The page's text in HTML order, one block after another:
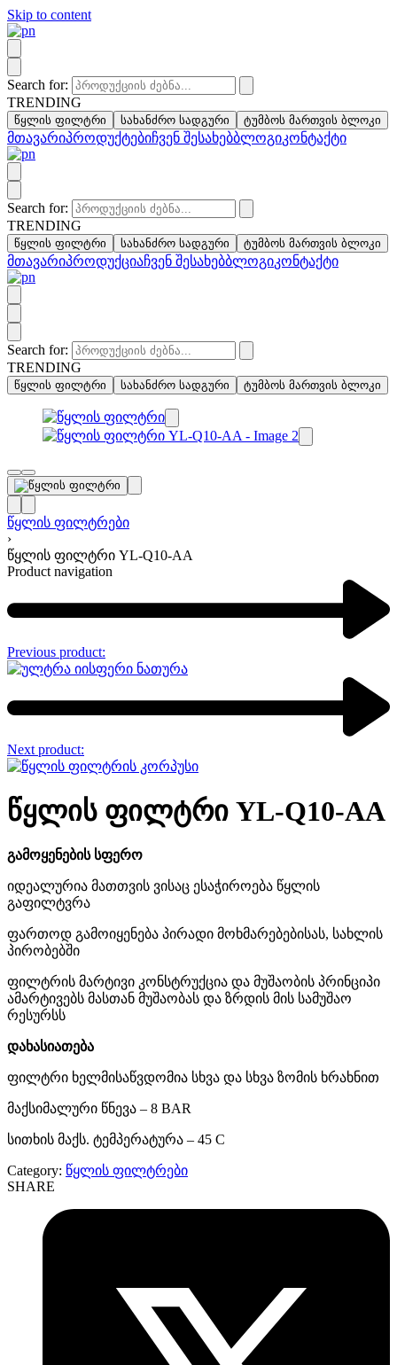
Skip to content
Search for:
TRENDING
წყლის ფილტრი სახანძრო სადგური ტუმბოს მართვის ბლოკი
მთავარიპროდუქტებიჩვენ შესახებბლოგიკონტაქტი
Search for:
TRENDING
წყლის ფილტრი სახანძრო სადგური ტუმბოს მართვის ბლოკი
მთავარიპროდუქციაჩვენ შესახებბლოგიკონტაქტი
Search for:
TRENDING
წყლის ფილტრი სახანძრო სადგური ტუმბოს მართვის ბლოკი
წყლის ფილტრები
›
წყლის ფილტრი YL-Q10-AA
Product navigation
Previous product:
Next product:
წყლის ფილტრი YL-Q10-AA
გამოყენების სფერო
იდეალურია მათთვის ვისაც ესაჭიროება წყლის
გაფილტვრა
ფართოდ გამოიყენება პირადი მოხმარებებისას, სახლის
პირობებში
ფილტრის მარტივი კონსტრუქცია და მუშაობის პრინციპი
ამარტივებს მასთან მუშაობას და ზრდის მის სამუშაო
რესურსს
დახასიათება
ფილტრი ხელმისაწვდომია სხვა და სხვა ზომის ხრახნით
მაქსიმალური წნევა – 8 BAR
სითხის მაქს. ტემპერატურა – 45 C
Category: წყლის ფილტრები
SHARE